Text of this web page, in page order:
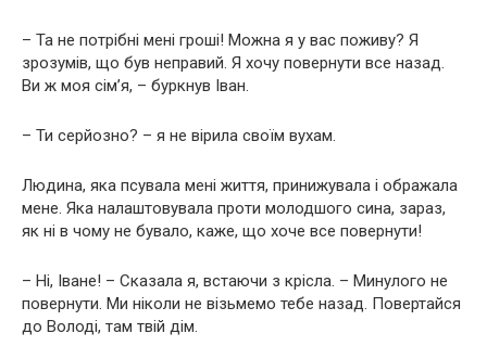
– Та не потрібні мені гроші! Можна я у вас поживу? Я
зрозумів, що був неправий. Я хочу повернути все назад.
Ви ж моя сім’я, – буркнув Іван.
– Ти серйозно? – я не вірила своїм вухам.
Людина, яка псувала мені життя, принижувала і ображала
мене. Яка налаштовувала проти молодшого сина, зараз,
як ні в чому не бувало, каже, що хоче все повернути!
– Ні, Іване! – Сказала я, встаючи з крісла. – Минулого не
повернути. Ми ніколи не візьмемо тебе назад. Повертайся
до Володі, там твій дім.